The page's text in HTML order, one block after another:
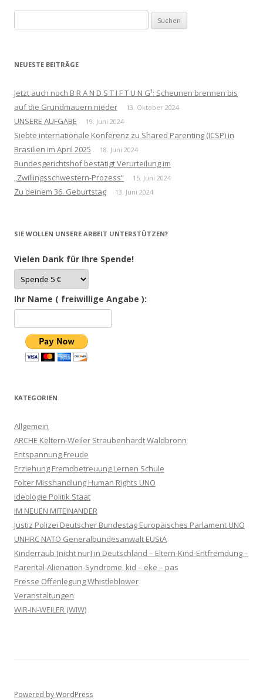
nach:
NEUESTE BEITRÄGE
Jetzt auch noch B R A N D S T I F T U N G¹: Scheunen brennen bis
auf die Grundmauern nieder
13. Oktober 2024
UNSERE AUFGABE 19. Juni 2024
Siebte internationale Konferenz zu Shared Parenting (ICSP) in
Brasilien im April 2025
18. Juni 2024
Bundesgerichtshof bestätigt Verurteilung im
„Zwillingsschwestern-Prozess“
15. Juni 2024
Zu deinem 36. Geburtstag 13. Juni 2024
SIE WOLLEN UNSERE ARBEIT UNTERSTÜTZEN?
Vielen Dank für Ihre Spende!
Ihr Name ( freiwillige Angabe ):
KATEGORIEN
Allgemein
ARCHE Keltern-Weiler Straubenhardt Waldbronn
Entspannung Freude
Erziehung Fremdbetreuung Lernen Schule
Folter Misshandlung Human Rights UNO
Ideologie Politik Staat
IM NEUEN MITEINANDER
Justiz Polizei Deutscher Bundestag Europäisches Parlament UNO
UNHRC NATO Generalbundesanwalt EUStA
Kinderraub [nicht nur] in Deutschland – Eltern-Kind-Entfremdung –
Parental-Alienation-Syndrome, kid – eke – pas
Presse Offenlegung Whistleblower
Veranstaltungen
WIR-IN-WEILER (WIW)
Powered by WordPress